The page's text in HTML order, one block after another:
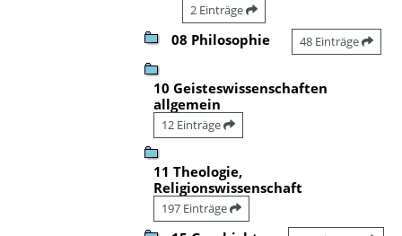
2 Einträge
08 Philosophie 48 Einträge
10 Geisteswissenschaften
allgemein
12 Einträge
11 Theologie,
Religionswissenschaft
197 Einträge